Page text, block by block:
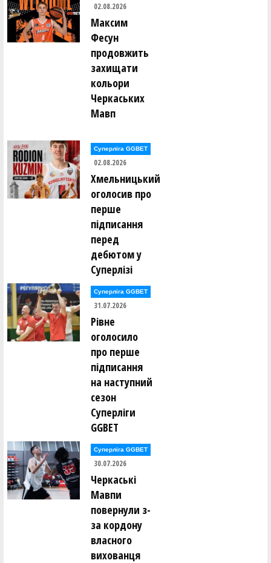
Євген Нагорний ()
Олександр Нагорний ()
Дмитро Наседкін ()
Михайло Насонов ()
Михайло Невечеря ()
Роман Недоступ ()
Богдан Нестеренко ()
Володимир Нестеров ()
Сергій Ніколащенко ()
катерина Обоянська ()
Олег Овчаренко ()
Арніс Озолс ()
Ірина Олейник ()
Євгеній Ольховський ()
Валерія Опицько ()
Ганна Панамарьова ()
Владислав Панасюк ()
Денис Парвадов ()
Ростислав Парнак ()
Вікторія Пасечник ()
Володимир Пєд'єв ()
Анатолій Пилипюк ()
Всеволод Пироженко ()
Денис Поворознюк ()
Владислав Полоз ()
Денис Полтавський ()
Максим Померанцев ()
Роман Пономаренко ()
Едуард Попов ()
Олександр Приходько ()
Дмитро Проценко ()
Вадим Пудзирей ()
Віталій Пустовалов ()
Олександр Раєвський ()
Олександр Раєвський ()
Олександр Раєвський ()
Володимир Расків ()
Катерина Редюк ()
02.08.2026
Максим
Фесун
продовжить
захищати
кольори
Черкаських
Мавп
Суперліга GGBET
02.08.2026
Хмельницький
оголосив про
перше
підписання
перед
дебютом у
Суперлізі
Суперліга GGBET
31.07.2026
Рівне
оголосило
про перше
підписання
на наступний
сезон
Суперліги
GGBET
Суперліга GGBET
30.07.2026
Черкаські
Мавпи
повернули з-
за кордону
власного
вихованця